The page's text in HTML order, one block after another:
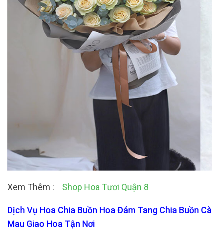
Xem Thêm : Shop Hoa Tươi Quận 8
Dịch Vụ Hoa Chia Buồn Hoa Đám Tang Chia Buồn Cà
Mau Giao Hoa Tận Nơi